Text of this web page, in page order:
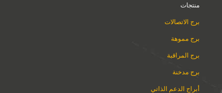
منتجات
برج الاتصالات
برج مموهة
برج المراقبة
برج مدخنة
أبراج الدعم الذاتي